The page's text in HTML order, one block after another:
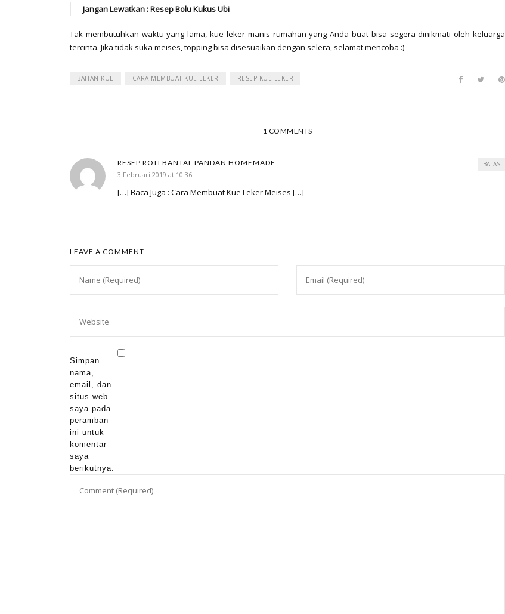
Jangan Lewatkan :Resep Bolu Kukus Ubi
Tak membutuhkan waktu yang lama, kue leker manis rumahan yang Anda buat bisa segera dinikmati oleh keluarga
tercinta. Jika tidak suka meises,toppingbisa disesuaikan dengan selera, selamat mencoba :)
BAHAN KUE CARA MEMBUAT KUE LEKER RESEP KUE LEKER
1 COMMENTS
RESEP ROTI BANTAL PANDAN HOMEMADE
3 Februari 2019 at 10:36
[…] Baca Juga : Cara Membuat Kue Leker Meises […]
BALAS
LEAVE A COMMENT
Simpan
nama,
email, dan
situs web
saya pada
peramban
ini untuk
komentar
saya
berikutnya.